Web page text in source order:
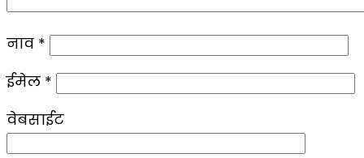
नाव *
ईमेल *
वेबसाईट